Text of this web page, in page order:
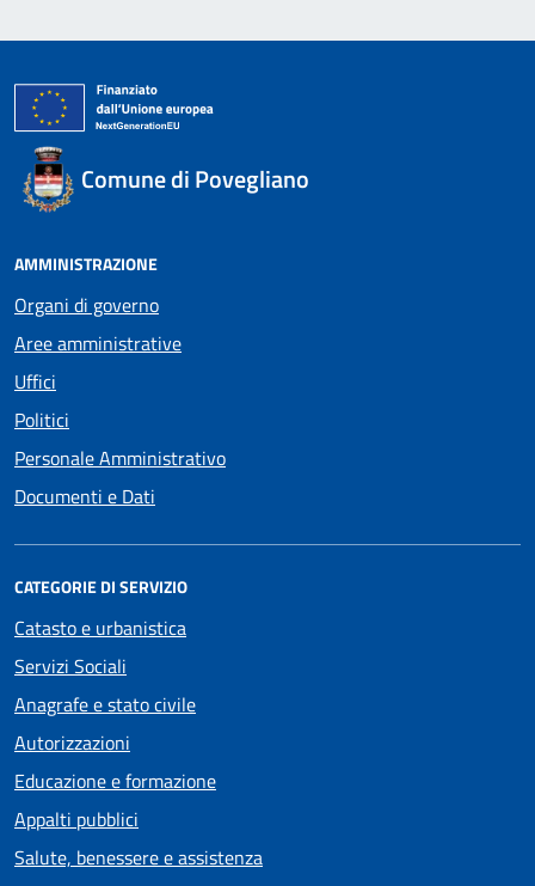
Comune di Povegliano
AMMINISTRAZIONE
Organi di governo
Aree amministrative
Uffici
Politici
Personale Amministrativo
Documenti e Dati
CATEGORIE DI SERVIZIO
Catasto e urbanistica
Servizi Sociali
Anagrafe e stato civile
Autorizzazioni
Educazione e formazione
Appalti pubblici
Salute, benessere e assistenza